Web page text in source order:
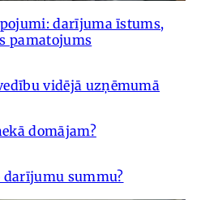
darījuma īstums,
pamatojums
vidējā uzņēmumā
domājam?
summu?